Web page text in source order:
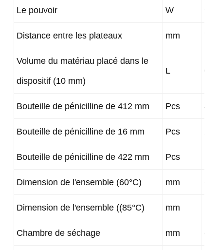
Le pouvoir W 970
Distance entre les plateaux mm
Volume du matériau placé dans le
dispositif (10 mm)
L 0.8
Bouteille de pénicilline de 412 mm Pcs 492
Bouteille de pénicilline de 16 mm Pcs
Bouteille de pénicilline de 422 mm Pcs
Dimension de l'ensemble (60°C) mm
Dimension de l'ensemble ((85°C) mm
Chambre de séchage mm